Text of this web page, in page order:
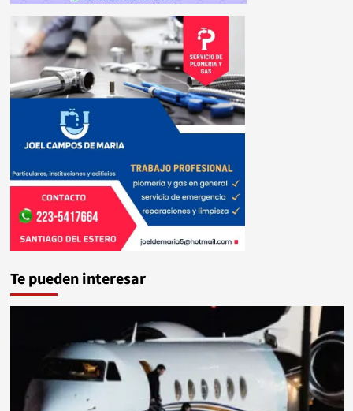
Te pueden interesar